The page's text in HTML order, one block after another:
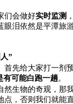
们会做好实时监测
眼泪依然是平潭旅
”
首先给大家打一剂
有可能白跑一趟。
然生物的奇观，那
点，否则我们就能